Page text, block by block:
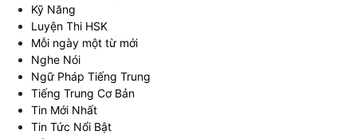
Kỹ Năng
Luyện Thi HSK
Mỗi ngày một từ mới
Nghe Nói
Ngữ Pháp Tiếng Trung
Tiếng Trung Cơ Bản
Tin Mới Nhất
Tin Tức Nổi Bật